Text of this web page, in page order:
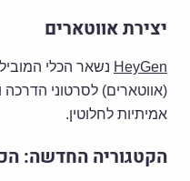
יצירת אווטארים
HeyGen נשאר הכלי
(אווטארים) לסרטוני הדרכה
אמיתיות לחלוטין.
הקטגוריה החדשה: